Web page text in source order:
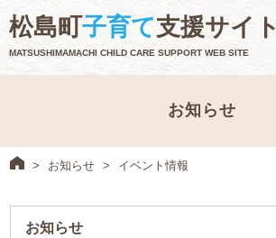
松島町子育て支援サイト
MATSUSHIMAMACHI CHILD CARE SUPPORT WEB SITE
お知らせ
> お知らせ > イベント情報
お知らせ